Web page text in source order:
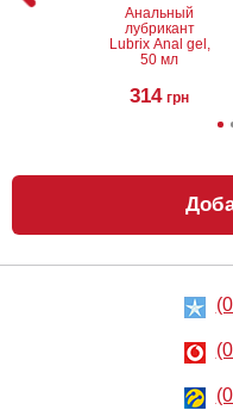
Анальный
лубрикант
Lubrix Anal gel,
50 мл
314 грн
Анальный
лубрикант на
водной основе
Just Glide Anal,
грн